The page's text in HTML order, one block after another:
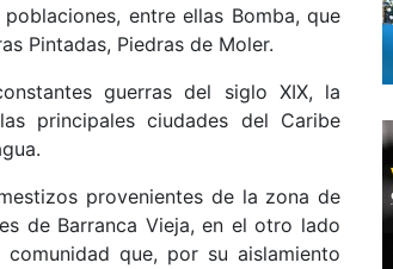
entre ellas Bomba, que
Pintadas, Piedras de Moler.
guerras del siglo XIX, la
principales ciudades del Caribe
provenientes de la zona de
de Barranca Vieja, en el otro lado
que, por su aislamiento